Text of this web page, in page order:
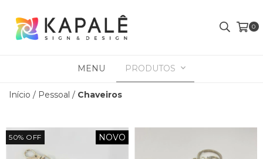
0
MENU PRODUTOS
Início / Pessoal / Chaveiros
50% OFF NOVO